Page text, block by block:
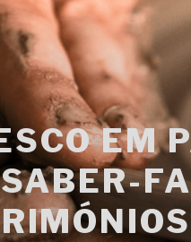
EM